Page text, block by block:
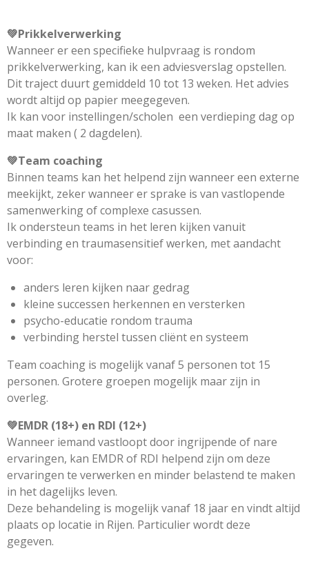
💚Prikkelverwerking
Wanneer er een specifieke hulpvraag is rondom
prikkelverwerking, kan ik een adviesverslag opstellen.
Dit traject duurt gemiddeld 10 tot 13 weken. Het advies
wordt altijd op papier meegegeven.
Ik kan voor instellingen/scholen een verdieping dag op
maat maken ( 2 dagdelen).
💚Team coaching
Binnen teams kan het helpend zijn wanneer een externe
meekijkt, zeker wanneer er sprake is van vastlopende
samenwerking of complexe casussen.
Ik ondersteun teams in het leren kijken vanuit
verbinding en traumasensitief werken, met aandacht
voor:
anders leren kijken naar gedrag
kleine successen herkennen en versterken
psycho-educatie rondom trauma
verbinding herstel tussen cliënt en systeem
Team coaching is mogelijk vanaf 5 personen tot 15
personen. Grotere groepen mogelijk maar zijn in
overleg.
💚EMDR (18+) en RDI (12+)
Wanneer iemand vastloopt door ingrijpende of nare
ervaringen, kan EMDR of RDI helpend zijn om deze
ervaringen te verwerken en minder belastend te maken
in het dagelijks leven.
Deze behandeling is mogelijk vanaf 18 jaar en vindt altijd
plaats op locatie in Rijen. Particulier wordt deze
gegeven.